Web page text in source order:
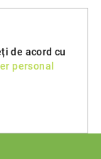
de acord cu
personal